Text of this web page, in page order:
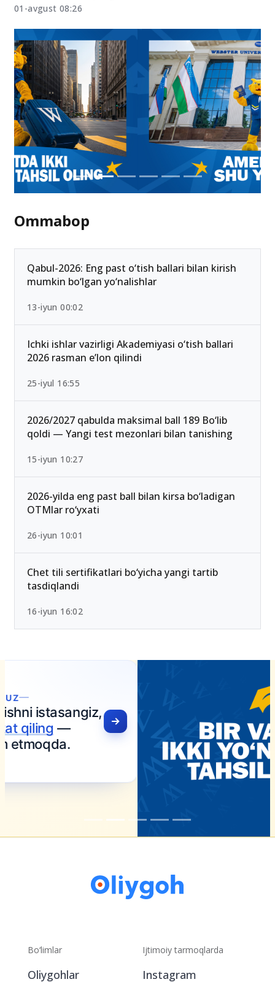
01-avgust 08:26
Ommabop
Qabul-2026: Eng past o‘tish ballari bilan kirish
mumkin bo‘lgan yo‘nalishlar
13-iyun 00:02
Ichki ishlar vazirligi Akademiyasi o‘tish ballari
2026 rasman e’lon qilindi
25-iyul 16:55
2026/2027 qabulda maksimal ball 189 Bo‘lib
qoldi — Yangi test mezonlari bilan tanishing
15-iyun 10:27
2026-yilda eng past ball bilan kirsa bo‘ladigan
OTMlar ro‘yxati
26-iyun 10:01
Chet tili sertifikatlari bo‘yicha yangi tartib
tasdiqlandi
16-iyun 16:02
Bo‘limlar
Oliygohlar
Ijtimoiy tarmoqlarda
Instagram